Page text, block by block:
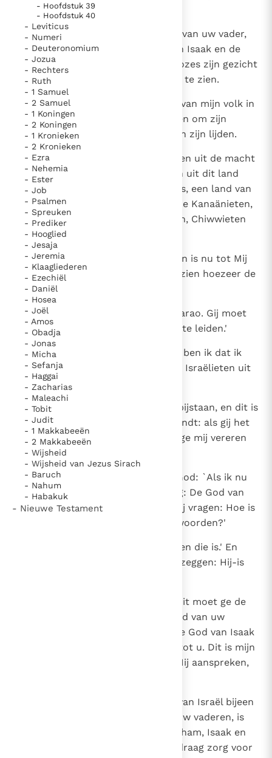
een taak"
Paus in Pavia: St. Augustinus toont ons de noodzaak om
"naar het innerlijk" toe te keren.
RK Documenten stelt heel veel belangrijke
kerkelijke documenten van de Rooms
Katholieke Kerk in het Nederlands beschikbaar
en is volledig afhankelijk van donaties.
Ik help mee!
- Hoofdstuk 39
- Hoofdstuk 40
- Leviticus
- Numeri
- Deuteronomium
- Jozua
- Rechters
- Ruth
- 1 Samuel
- 2 Samuel
- 1 Koningen
- 2 Koningen
- 1 Kronieken
- 2 Kronieken
- Ezra
- Nehemia
- Ester
- Job
- Psalmen
- Spreuken
- Prediker
- Hooglied
- Jesaja
- Jeremia
- Klaagliederen
- Ezechiël
- Daniël
- Hosea
- Joël
- Amos
- Obadja
- Jonas
- Micha
- Sefanja
- Haggai
- Zacharias
- Maleachi
- Tobit
- Judit
- 1 Makkabeeën
- 2 Makkabeeën
- Wijsheid
- Wijsheid van Jezus Sirach
- Baruch
- Nahum
- Habakuk
- Nieuwe Testament
heilige grond.'
En Hij vervolgde: `Ik ben de God van uw vader,
de God van Abraham, de God van Isaak en de
God van Jakob.' Toen bedekte Mozes zijn gezicht
want hij durfde niet naar God op te zien.
Jahwe sprak: `Ik heb de ellende van mijn volk in
Egypte gezien, de jammerklachten om zijn
onderdrukkers gehoord; ja, Ik ken zijn lijden.
Ik daal af om mijn volk te bevrijden uit de macht
van Egypte, om het weg te leiden uit dit land
naar een land dat goed en ruim is, een land van
melk en honing, het gebied van de Kanaänieten,
Hethieten, Amorieten, Perizzieten, Chiwwieten
en Jebusieten.
Het geweeklaag van de Israëlieten is nu tot Mij
doorgedrongen en Ik heb ook gezien hoezeer de
Egyptenaren hen onderdrukken.
Ga er dus heen, Ik zend u naar Farao. Gij moet
mijn volk, de Israëlieten, uit Egypte leiden.'
Maar Mozes sprak tot God: `Wie ben ik dat ik
naar Farao zou gaan en dat ik de Israëlieten uit
Egypte zou leiden?'
God antwoordde hem: `Ik zal u bijstaan, en dit is
het teken dat Ik het ben die u zendt: als gij het
volk uit Egypte hebt geleid, zult ge mij vereren
op deze berg.'
Maar Mozes sprak opnieuw tot God: `Als ik nu
bij de Israëlieten kom en hun zeg: De God van
uw vaderen zendt mij tot u, en zij vragen: Hoe is
zijn naam? wat moet ik dan antwoorden?'
Toen sprak God tot Mozes: `Ik ben die is.' En
ook: `Dit moet gij de Israëlieten zeggen: Hij-is
Bovendien zei God tot Mozes: `Dit moet ge de
Israëlieten zeggen: Jahwe, de God van uw
vaderen, de God van Abraham, de God van Isaak
en de God van Jakob, zendt mij tot u. Dit is mijn
naam voor altijd. Zo moet men Mij aanspreken,
Ga nu op weg, roep de oudsten van Israël bijeen
en zeg hun: Jahwe, de God van uw vaderen, is
mij verschenen, de God van Abraham, Isaak en
Jakob, met deze boodschap: Ik draag zorg voor